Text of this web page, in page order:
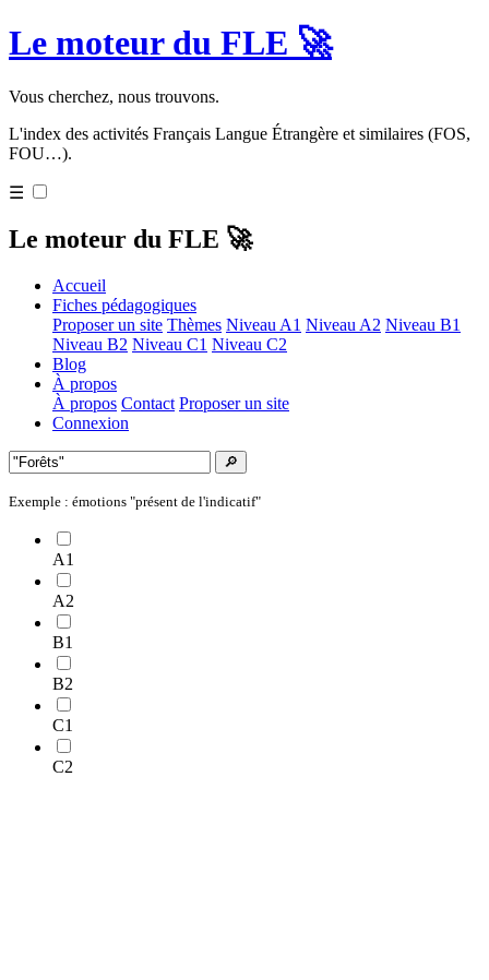
Le moteur du FLE 🚀
Vous cherchez, nous trouvons.
L'index des activités Français Langue Étrangère et similaires (FOS,
FOU…).
☰
Le moteur du FLE 🚀
Accueil
Fiches pédagogiques
Proposer un site Thèmes Niveau A1 Niveau A2 Niveau B1
Niveau B2 Niveau C1 Niveau C2
Blog
À propos
À propos Contact Proposer un site
Connexion
🔎
Exemple : émotions "présent de l'indicatif"
A1
A2
B1
B2
C1
C2